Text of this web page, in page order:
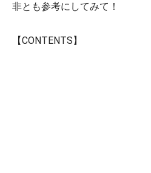
非とも参考にしてみて！
【CONTENTS】